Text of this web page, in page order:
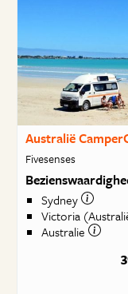
Australië
Fivesenses
Sydney
Victoria
Australie